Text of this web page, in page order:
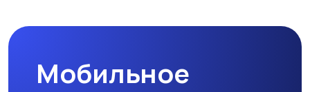
Мобильное